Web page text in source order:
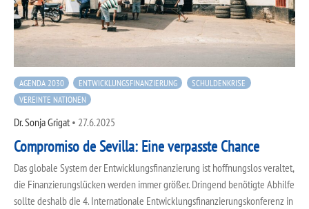
AGENDA 2030 ENTWICKLUNGSFINANZIERUNG
SCHULDENKRISE
VEREINTE NATIONEN
Dr. Sonja Grigat • 27.6.2025
Compromiso de Sevilla: Eine verpasste Chance
Das globale System der Entwicklungsfinanzierung ist hoffnungslos veraltet,
die Finanzierungslücken werden immer größer. Dringend benötigte Abhilfe
sollte deshalb die 4. Internationale Entwicklungsfinanzierungskonferenz in